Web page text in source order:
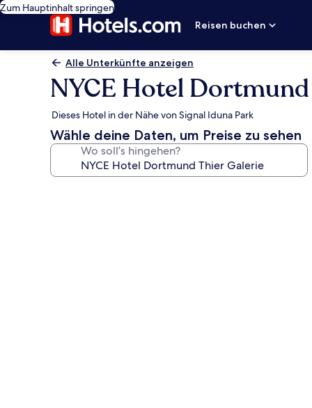
Zum Hauptinhalt springen
Reisen buchen
Alle Unterkünfte anzeigen
NYCE Hotel
Dieses Hotel in der Nähe von Signal Iduna Park
Wähle deine Daten, um Preise zu sehen
Wo soll’s hingehen?